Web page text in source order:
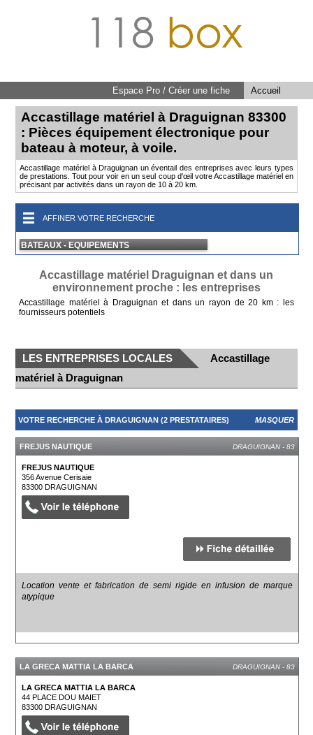
118 box
Accueil
Espace Pro / Créer une fiche
Accastillage matériel à Draguignan 83300
: Pièces équipement électronique pour
bateau à moteur, à voile.
Accastillage matériel à Draguignan un éventail des entreprises avec leurs types
de prestations. Tout pour voir en un seul coup d'œil votre Accastillage matériel en
précisant par activités dans un rayon de 10 à 20 km.
AFFINER VOTRE RECHERCHE
BATEAUX - EQUIPEMENTS
Accastillage matériel Draguignan et dans un
environnement proche : les entreprises
Accastillage matériel à Draguignan et dans un rayon de 20 km : les
fournisseurs potentiels
LES ENTREPRISES LOCALES
Accastillage
matériel à Draguignan
VOTRE RECHERCHE À DRAGUIGNAN (2 PRESTATAIRES) MASQUER
FREJUS NAUTIQUE DRAGUIGNAN - 83
FREJUS NAUTIQUE
356 Avenue Cerisaie
83300DRAGUIGNAN
Location vente et fabrication de semi rigide en infusion de marque
atypique
LA GRECA MATTIA LA BARCA DRAGUIGNAN - 83
LA GRECA MATTIA LA BARCA
44 PLACE DOU MAIET
83300DRAGUIGNAN